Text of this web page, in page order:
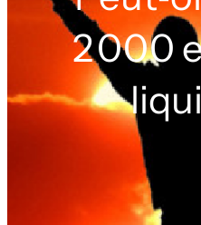
2 000